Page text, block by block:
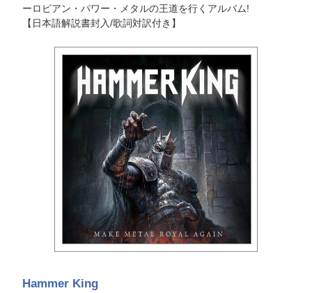
ーロピアン・パワー・メタルの王道を行くアルバム!
【日本語解説書封入/歌詞対訳付き】
Hammer King